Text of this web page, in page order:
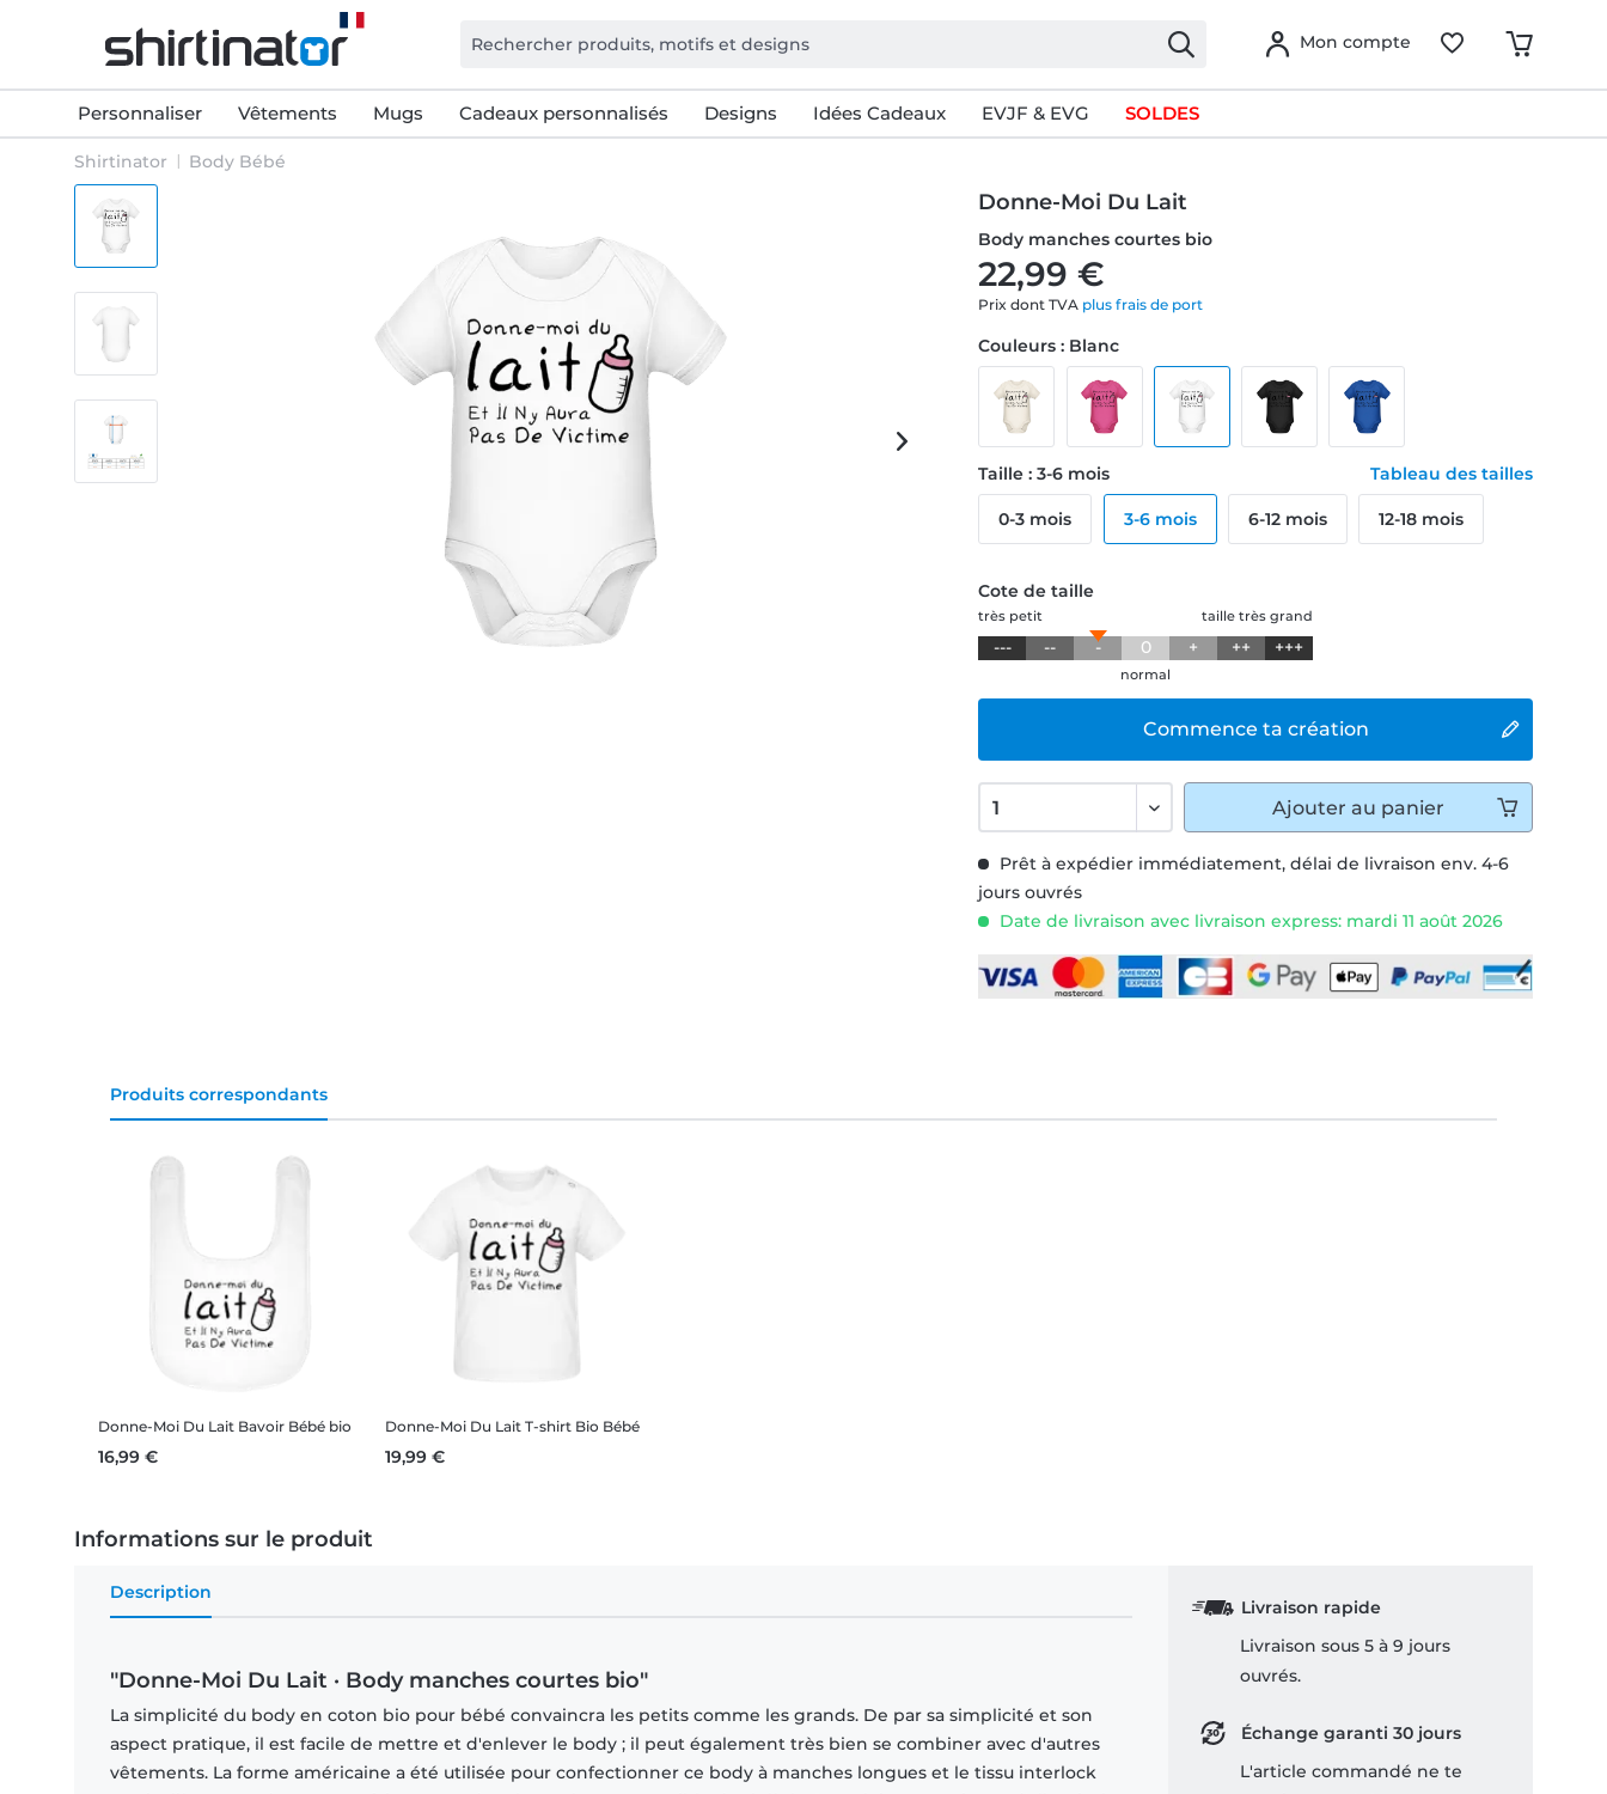
Mon compte
Personnaliser Vêtements Mugs Cadeaux personnalisés Designs Idées Cadeaux EVJF & EVG SOLDES
Shirtinator Body Bébé
Donne-Moi Du Lait
Body manches courtes bio
22,99 €
Prix dont TVA plus frais de port
Prêt à expédier immédiatement, délai de livraison env. 4-6
jours ouvrés
Date de livraison avec livraison express: mardi 11 août 2026
Commence ta création
Couleurs : Blanc
Taille : 3-6 mois Tableau des tailles
0-3 mois 3-6 mois 6-12 mois 12-18 mois
Cote de taille
taille très grand
très petit
--- -- - 0 + ++ +++
normal
Ajouter au panier
Produits correspondants
Donne-Moi Du Lait Bavoir Bébé bio
16,99 €
Donne-Moi Du Lait T-shirt Bio Bébé
19,99 €
Informations sur le produit
Description
"Donne-Moi Du Lait · Body manches courtes bio"
La simplicité du body en coton bio pour bébé convaincra les petits comme les grands. De par sa simplicité et son
aspect pratique, il est facile de mettre et d'enlever le body ; il peut également très bien se combiner avec d'autres
vêtements. La forme américaine a été utilisée pour confectionner ce body à manches longues et le tissu interlock
Livraison rapide
Livraison sous 5 à 9 jours
ouvrés.
Échange garanti 30 jours
L'article commandé ne te